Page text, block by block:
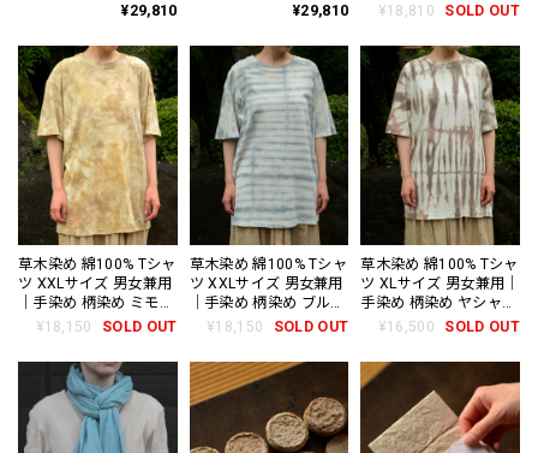
¥29,810
¥29,810
textile
¥18,810 SOLD OUT
草木染め 綿100% Tシャ
ツ XXLサイズ 男女兼用
｜手染め 柄染め ミモザ
桜 半袖
¥18,150 SOLD OUT
草木染め 綿100% Tシャ
ツ XXLサイズ 男女兼用
｜手染め 柄染め ブルー
ベリー 半袖
¥18,150 SOLD OUT
草木染め 綿100% Tシャ
ツ XLサイズ 男女兼用｜
手染め 柄染め ヤシャブ
シ 桜 半袖
¥16,500 SOLD OUT